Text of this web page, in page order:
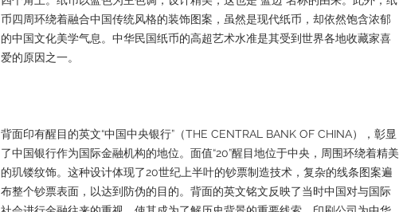
币四周环绕着融合中国传统风格的装饰图案，虽然是现代纸币，却依然饱含浓郁
的中国文化美学气息。中华民国纸币的高超艺术水准是其受到世界各地收藏家喜
爱的原因之一。
背面印有醒目的英文“中国中央银行”（THE CENTRAL BANK OF CHINA），彰显
了中国银行作为国际金融机构的地位。面值“20”醒目地位于中央，周围环绕着精美
的玑镂纹饰。这种设计体现了20世纪上半叶的钞票制造技术，复杂的线条图案遍
布整个钞票表面，以达到防伪的目的。背面的英文铭文反映了当时中国对与国际